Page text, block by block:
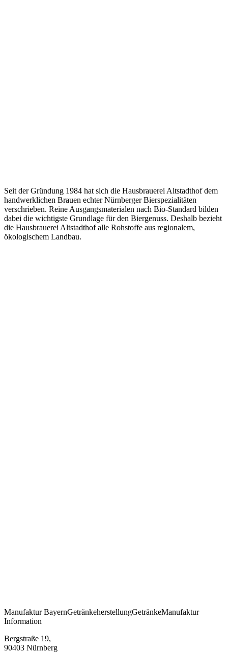
Seit der Gründung 1984 hat sich die Hausbrauerei Altstadthof dem
handwerklichen Brauen echter Nürnberger Bierspezialitäten
verschrieben. Reine Ausgangsmaterialen nach Bio-Standard bilden
dabei die wichtigste Grundlage für den Biergenuss. Deshalb bezieht
die Hausbrauerei Altstadthof alle Rohstoffe aus regionalem,
ökologischem Landbau.
Manufaktur BayernGetränkeherstellungGetränkeManufaktur
Information
Bergstraße 19,
90403 Nürnberg